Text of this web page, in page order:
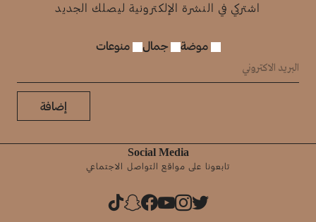
اشتركي في النشرة الإلكترونية ليصلك الجديد
موضة جمال منوعات
إضافة
Social Media
تابعونا على مواقع التواصل الاجتماعي